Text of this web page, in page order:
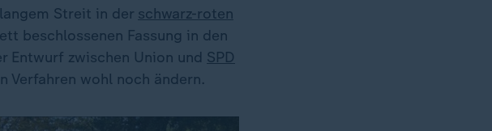
Streit in der schwarz-roten
beschlossenen Fassung in den
zwischen Union und SPD
wohl noch ändern.